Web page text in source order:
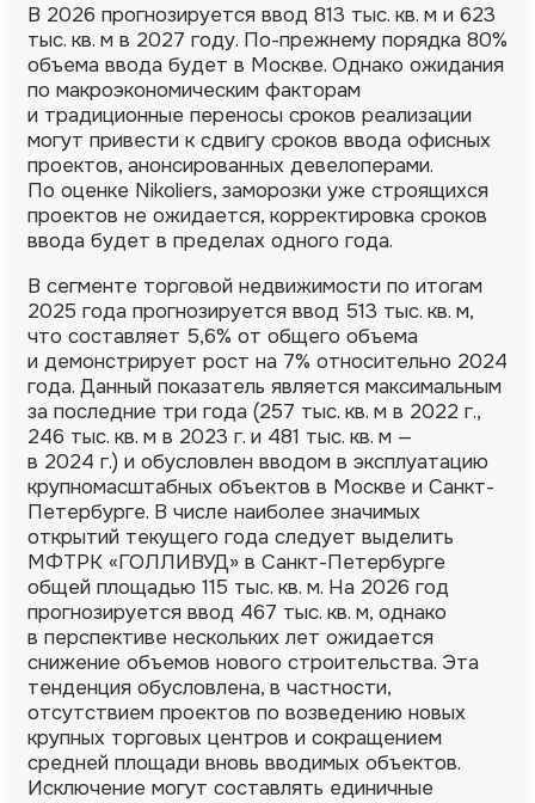
В 2026 прогнозируется ввод 813 тыс. кв. м и 623
тыс. кв. м в 2027 году. По-прежнему порядка 80%
объема ввода будет в Москве. Однако ожидания
по макроэкономическим факторам
и традиционные переносы сроков реализации
могут привести к сдвигу сроков ввода офисных
проектов, анонсированных девелоперами.
По оценке Nikoliers, заморозки уже строящихся
проектов не ожидается, корректировка сроков
ввода будет в пределах одного года.
В сегменте торговой недвижимости по итогам
2025 года прогнозируется ввод 513 тыс. кв. м,
что составляет 5,6% от общего объема
и демонстрирует рост на 7% относительно 2024
года. Данный показатель является максимальным
за последние три года (257 тыс. кв. м в 2022 г.,
246 тыс. кв. м в 2023 г. и 481 тыс. кв. м —
в 2024 г.) и обусловлен вводом в эксплуатацию
крупномасштабных объектов в Москве и Санкт-
Петербурге. В числе наиболее значимых
открытий текущего года следует выделить
МФТРК «ГОЛЛИВУД» в Санкт-Петербурге
общей площадью 115 тыс. кв. м. На 2026 год
прогнозируется ввод 467 тыс. кв. м, однако
в перспективе нескольких лет ожидается
снижение объемов нового строительства. Эта
тенденция обусловлена, в частности,
отсутствием проектов по возведению новых
крупных торговых центров и сокращением
средней площади вновь вводимых объектов.
Исключение могут составлять единичные